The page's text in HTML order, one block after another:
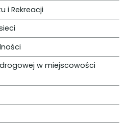
i Rekreacji
w miejscowości